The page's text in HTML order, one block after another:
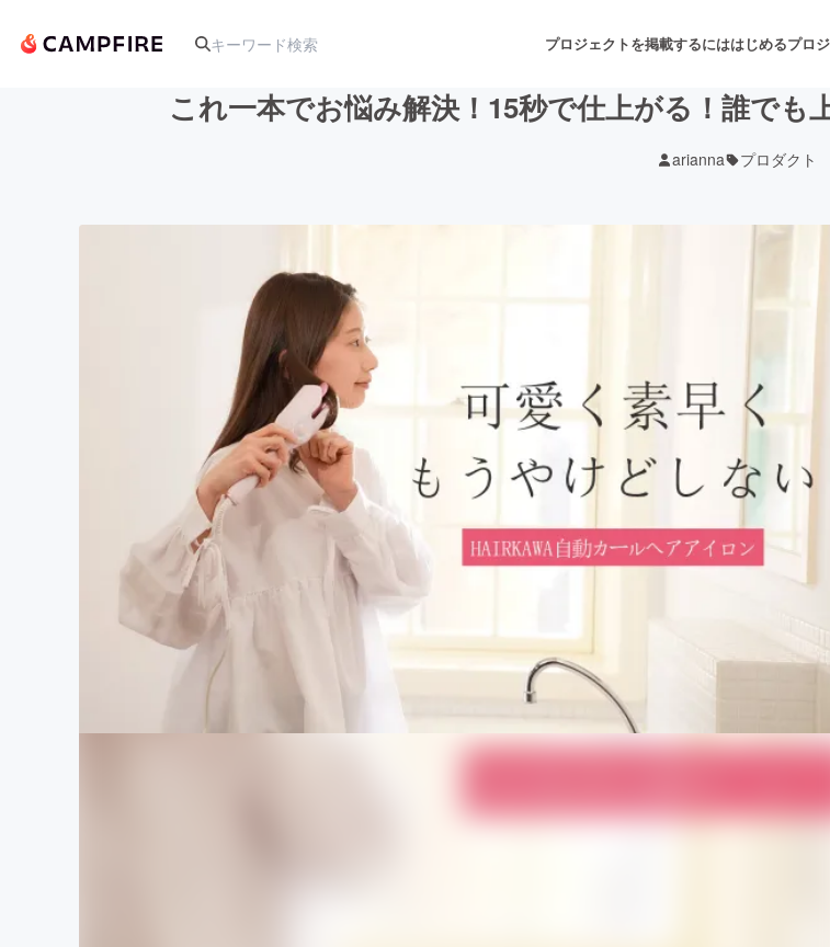
プロジェクトを掲載するにははじめるプロ
アート・写真
テクノロジー・ガジェット
映像・映画 書籍・雑誌出版
ビジネス・起業
まちづくり・地域活性化
これ一本でお悩み解決！15秒で仕上がる！誰で
arianna プロダクト